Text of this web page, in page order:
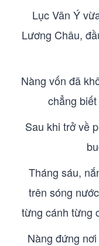
Lục Vãn Ý
Lương Châu,
Nàng vốn đã
chẳng
Sau khi trở về
Tháng sáu,
trên sóng
từng cánh từng
Nàng đứng